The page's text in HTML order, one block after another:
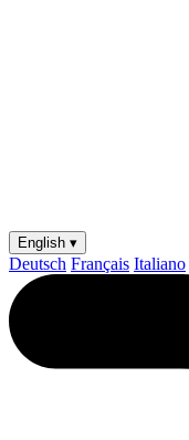
English ▾
Deutsch Français Italiano